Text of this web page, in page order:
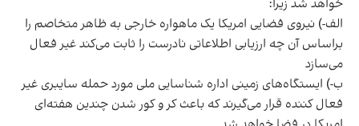
خواهد شد زیرا:
الف-) نیروی فضایی امریکا یک ماهواره خارجی به ظاهر متخاصم را
براساس آن چه ارزیابی اطلاعاتی نادرست را ثابت می‌کند غیر فعال
می‌سازد
ب-) ایستگاه‌های زمینی اداره شناسایی ملی مورد حمله سایبری غیر
فعال کننده قرار می‌گیرند که باعث کر و کور شدن چندین هفته‌ای